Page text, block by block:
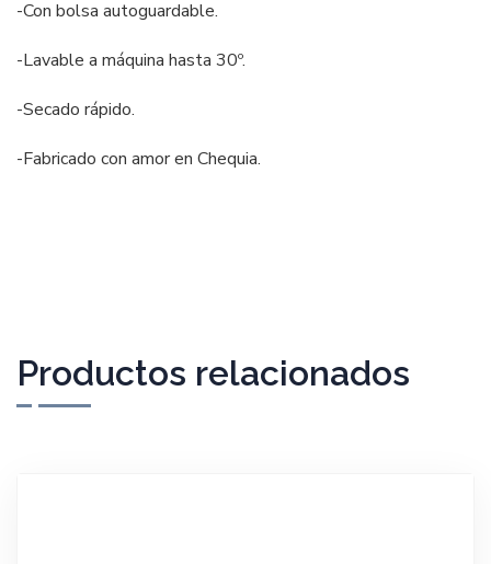
-Con bolsa autoguardable.
-Lavable a máquina hasta 30º.
-Secado rápido.
-Fabricado con amor en Chequia.
Productos relacionados